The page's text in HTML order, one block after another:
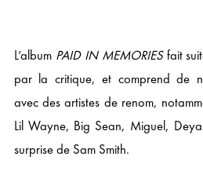
L’album PAID IN MEMORIESfait
par la critique, et comprend de
avec des artistes de renom,
Lil Wayne, Big Sean, Miguel,
surprise de Sam Smith.